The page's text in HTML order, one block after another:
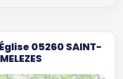
05260 SAINT-